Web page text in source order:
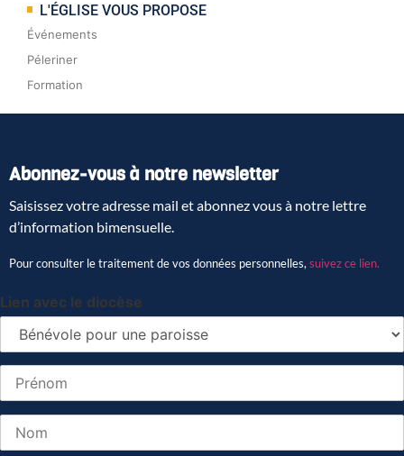
L'ÉGLISE VOUS PROPOSE
Événements
Péleriner
Formation
Abonnez-vous à notre newsletter
Saisissez votre adresse mail et abonnez vous à notre lettre
d’information bimensuelle.
Pour consulter le traitement de vos données personnelles, suivez ce lien.
Lien avec le diocèse